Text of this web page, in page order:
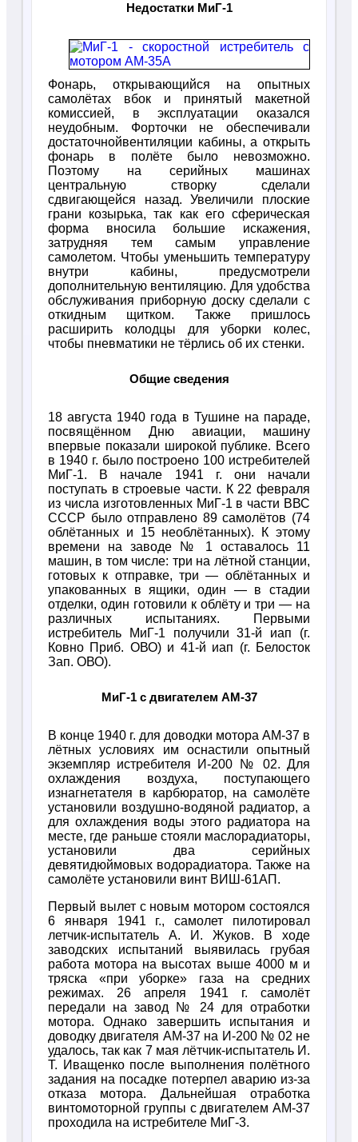
Недостатки МиГ-1
Фонарь, открывающийся на опытных
самолётах вбок и принятый макетной
комиссией, в эксплуатации оказался
неудобным. Форточки не обеспечивали
достаточнойвентиляции кабины, а открыть
фонарь в полёте было невозможно.
Поэтому на серийных машинах
центральную створку сделали
сдвигающейся назад. Увеличили плоские
грани козырька, так как его сферическая
форма вносила большие искажения,
затрудняя тем самым управление
самолетом. Чтобы уменьшить температуру
внутри кабины, предусмотрели
дополнительную вентиляцию. Для удобства
обслуживания приборную доску сделали с
откидным щитком. Также пришлось
расширить колодцы для уборки колес,
чтобы пневматики не тёрлись об их стенки.
Общие сведения
18 августа 1940 года в Тушине на параде,
посвящённом Дню авиации, машину
впервые показали широкой публике. Всего
в 1940 г. было построено 100 истребителей
МиГ-1. В начале 1941 г. они начали
поступать в строевые части. К 22 февраля
из числа изготовленных МиГ-1 в части ВВС
СССР было отправлено 89 самолётов (74
облётанных и 15 необлётанных). К этому
времени на заводе № 1 оставалось 11
машин, в том числе: три на лётной станции,
готовых к отправке, три — облётанных и
упакованных в ящики, один — в стадии
отделки, один готовили к облёту и три — на
различных испытаниях. Первыми
истребитель МиГ-1 получили 31-й иап (г.
Ковно Приб. ОВО) и 41-й иап (г. Белосток
Зап. ОВО).
МиГ-1 с двигателем АМ-37
В конце 1940 г. для доводки мотора AM-37 в
лётных условиях им оснастили опытный
экземпляр истребителя И-200 № 02. Для
охлаждения воздуха, поступающего
изнагнетателя в карбюратор, на самолёте
установили воздушно-водяной радиатор, а
для охлаждения воды этого радиатора на
месте, где раньше стояли маслорадиаторы,
установили два серийных
девятидюймовых водорадиатора. Также на
самолёте установили винт ВИШ-61АП.
Первый вылет с новым мотором состоялся
6 января 1941 г., самолет пилотировал
летчик-испытатель А. И. Жуков. В ходе
заводских испытаний выявилась грубая
работа мотора на высотах выше 4000 м и
тряска «при уборке» газа на средних
режимах. 26 апреля 1941 г. самолёт
передали на завод № 24 для отработки
мотора. Однако завершить испытания и
доводку двигателя АМ-37 на И-200 № 02 не
удалось, так как 7 мая лётчик-испытатель И.
Т. Иващенко после выполнения полётного
задания на посадке потерпел аварию из-за
отказа мотора. Дальнейшая отработка
винтомоторной группы с двигателем АМ-37
проходила на истребителе МиГ-3.